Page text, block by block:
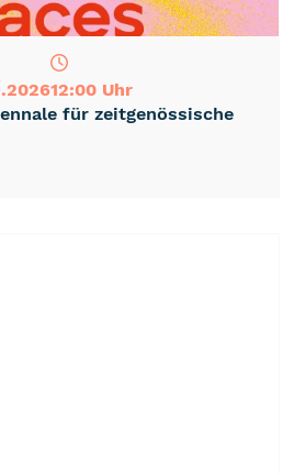
12:00 Uhr
für zeitgenössische